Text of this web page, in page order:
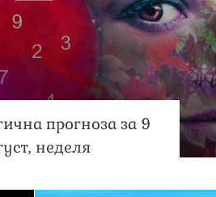
прогноза за 9
неделя